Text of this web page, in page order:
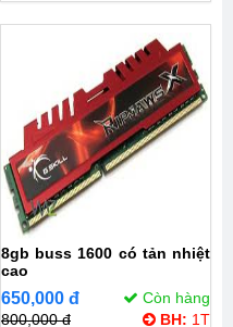
8gb buss 1600 có tản nhiệt
cao
650,000 đ
Còn hàng
800,000 đ
BH: 1T